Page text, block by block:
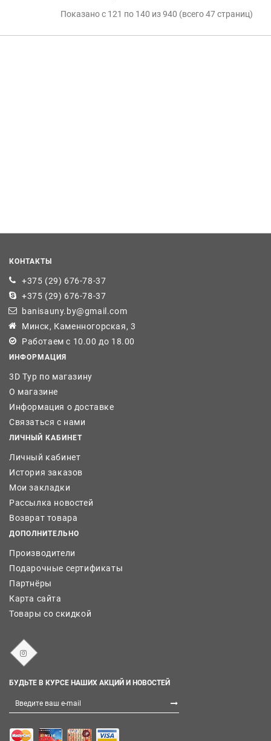
Показано с 121 по 140 из 940 (всего 47 страниц)
КОНТАКТЫ
+375 (29) 676-78-37
+375 (29) 676-78-37
banisauny.by@gmail.com
Минск, Каменногорская, 3
Работаем с 10.00 до 18.00
ИНФОРМАЦИЯ
3D Тур по магазину
О магазине
Информация о доставке
Связаться с нами
ЛИЧНЫЙ КАБИНЕТ
Личный кабинет
История заказов
Мои закладки
Рассылка новостей
Возврат товара
ДОПОЛНИТЕЛЬНО
Производители
Подарочные сертификаты
Партнёры
Карта сайта
Товары со скидкой
БУДЬТЕ В КУРСЕ НАШИХ АКЦИЙ И НОВОСТЕЙ